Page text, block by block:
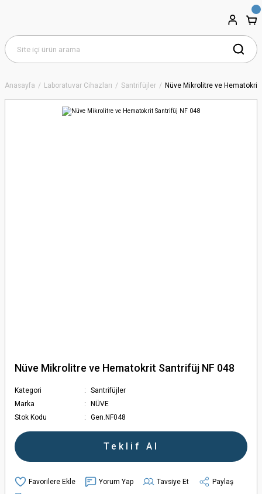
Anasayfa Laboratuvar Cihazları Santrifüjler Nüve Mikrolitre ve Hematokrit
Nüve Mikrolitre ve Hematokrit Santrifüj NF 048
Kategori
Santrifüjler
Marka
NÜVE
Stok Kodu
Gen.NF048
Teklif Al
Yorum Yap Tavsiye Et
Paylaş